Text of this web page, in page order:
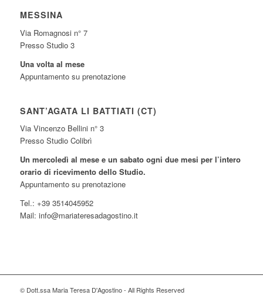
MESSINA
Via Romagnosi n° 7
Presso Studio 3
Una volta al mese
Appuntamento su prenotazione
SANT’AGATA LI BATTIATI (CT)
Via Vincenzo Bellini n° 3
Presso Studio Colibrì
Un mercoledì al mese e un sabato ogni due mesi per l’intero
orario di ricevimento dello Studio.
Appuntamento su prenotazione
Tel.: +39 3514045952
Mail: info@mariateresadagostino.it
© Dott.ssa Maria Teresa D'Agostino - All Rights Reserved